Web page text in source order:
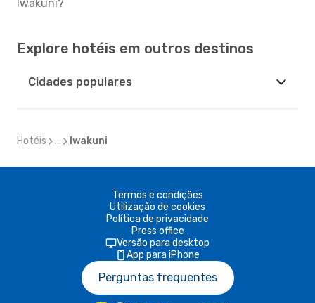
Iwakuni?
Explore hotéis em outros destinos
Cidades populares
Hotéis ... Iwakuni
Termos e condições
Utilização de cookies
Política de privacidade
Press office
Versão para desktop
App para iPhone
Perguntas frequentes